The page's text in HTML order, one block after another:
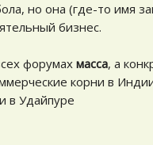
но она (где-то имя
бизнес.
форумах масса, а
корни в
в Удайпуре